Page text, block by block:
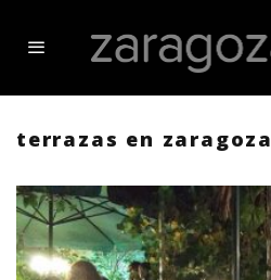
terrazas en zaragoza